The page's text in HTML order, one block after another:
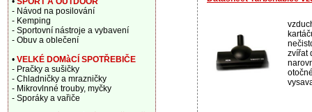
zvířat
- Návod na posilování
- Kemping
- Sportovní nástroje a vybavení
- Obuv a oblečení
• VELKÉ DOMàCÍ SPOTŘEBIČE
- Pračky a sušičky
- Chladničky a mrazničky
- Mikrovlnné trouby, myčky
- Sporáky a vařiče